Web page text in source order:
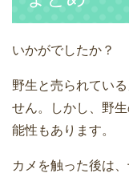
いかがでしたか？
野生と売られてい
せん。しかし、野
能性もあります。
カメを触った後は